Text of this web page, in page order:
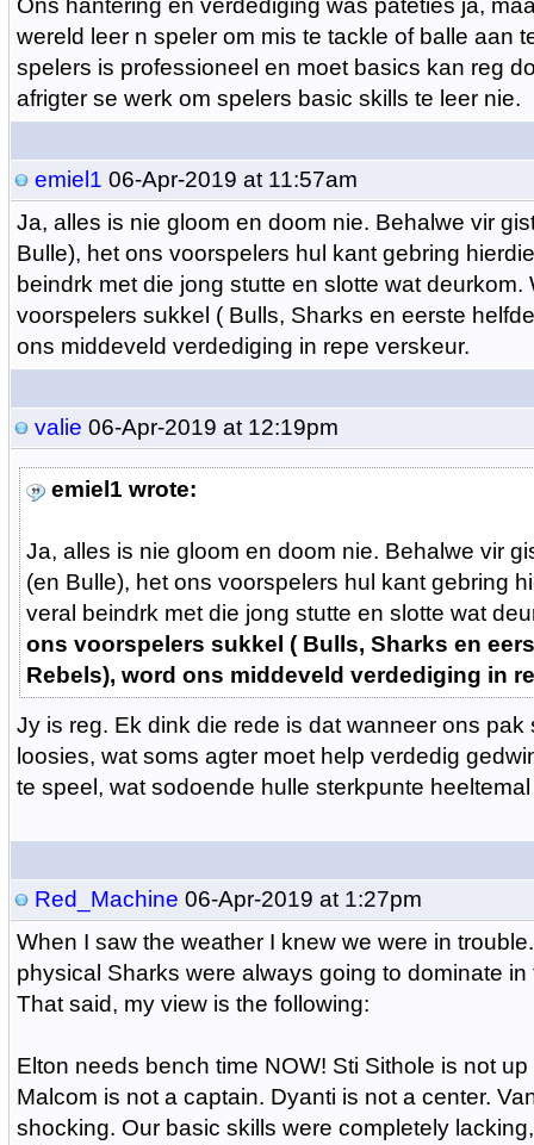
Ons hantering en verdediging was pateties ja,
wereld leer n speler om mis te tackle of balle aan
spelers is professioneel en moet basics kan reg
afrigter se werk om spelers basic skills te leer nie.
emiel1 06-Apr-2019 at 11:57am
Ja, alles is nie gloom en doom nie. Behalwe vir
Bulle), het ons voorspelers hul kant gebring
beindrk met die jong stutte en slotte wat deurkom.
voorspelers sukkel ( Bulls, Sharks en eerste
ons middeveld verdediging in repe verskeur.
valie 06-Apr-2019 at 12:19pm
emiel1 wrote:
Ja, alles is nie gloom en doom nie. Behalwe vir
(en Bulle), het ons voorspelers hul kant gebring
veral beindrk met die jong stutte en slotte wat
ons voorspelers sukkel ( Bulls, Sharks en
Rebels), word ons middeveld verdediging in
Jy is reg. Ek dink die rede is dat wanneer ons pak
loosies, wat soms agter moet help verdedig
te speel, wat sodoende hulle sterkpunte
Red_Machine 06-Apr-2019 at 1:27pm
When I saw the weather I knew we were in
physical Sharks were always going to dominate
That said, my view is the following:
Elton needs bench time NOW! Sti Sithole is not up
Malcom is not a captain. Dyanti is not a center.
shocking. Our basic skills were completely